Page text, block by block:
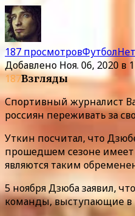
187 просмотровФутбол
Добавлено Ноя. 06, 2020 в
187Взгляды
Спортивный журналист
россиян переживать за
Уткин посчитал, что
прошедшем сезоне имеет
являются таким
5 ноября Дзюба заявил,
команды, выступающие в